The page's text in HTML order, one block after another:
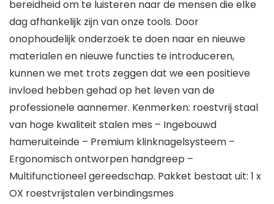
bereidheid om te luisteren naar de mensen die elke
dag afhankelijk zijn van onze tools. Door
onophoudelijk onderzoek te doen naar en nieuwe
materialen en nieuwe functies te introduceren,
kunnen we met trots zeggen dat we een positieve
invloed hebben gehad op het leven van de
professionele aannemer. Kenmerken: roestvrij staal
van hoge kwaliteit stalen mes – Ingebouwd
hameruiteinde – Premium klinknagelsysteem –
Ergonomisch ontworpen handgreep –
Multifunctioneel gereedschap. Pakket bestaat uit: 1 x
OX roestvrijstalen verbindingsmes